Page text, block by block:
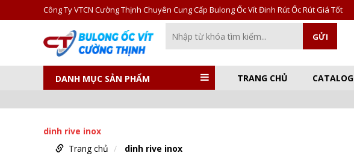
Công Ty VTCN Cường Thịnh Chuyên Cung Cấp Bulong Ốc Vít Đinh Rút Ốc Rút Giá Tốt
DANH MỤC SẢN PHẨM TRANG CHỦ CATALOG
dinh rive inox
Trang chủ
dinh rive inox